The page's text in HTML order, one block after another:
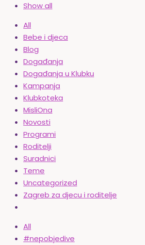
Show all
All
Bebe i djeca
Blog
Događanja
Događanja u Klubku
Kampanja
Klubkoteka
MisliOna
Novosti
Programi
Roditelji
Suradnici
Teme
Uncategorized
Zagreb za djecu i roditelje
All
#nepobjedive